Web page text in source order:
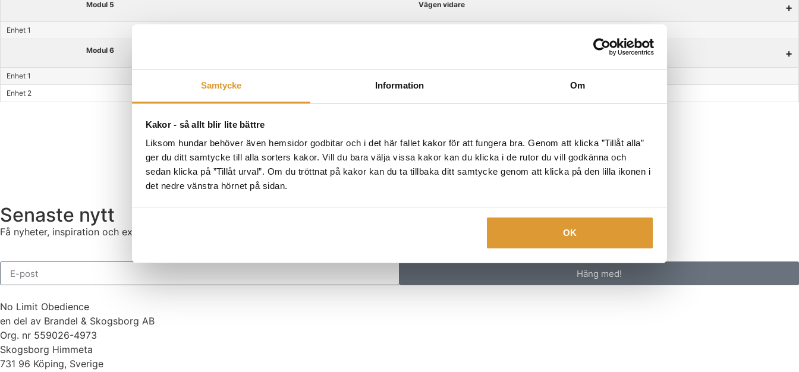
Samtycke Information Om
Kakor - så allt blir lite bättre
Liksom hundar behöver även hemsidor godbitar och i det här fallet kakor för att fungera bra. Genom att klicka ”Tillåt alla”
ger du ditt samtycke till alla sorters kakor. Vill du bara välja vissa kakor kan du klicka i de rutor du vill godkänna och
sedan klicka på ”Tillåt urval”. Om du tröttnat på kakor kan du ta tillbaka ditt samtycke genom att klicka på den lilla ikonen i
det nedre vänstra hörnet på sidan.
OK
Modul 5 Vägen vidare +
Enhet 1
Modul 6 +
Enhet 1
Enhet 2
Fortsättningen
Senaste nytt
Få nyheter, inspiration och exklusiva träningstips direkt till din e-post. Börja prenumerera idag!
Häng med!
No Limit Obedience
en del av Brandel & Skogsborg AB
Org. nr 559026-4973
Skogsborg Himmeta
731 96 Köping, Sverige